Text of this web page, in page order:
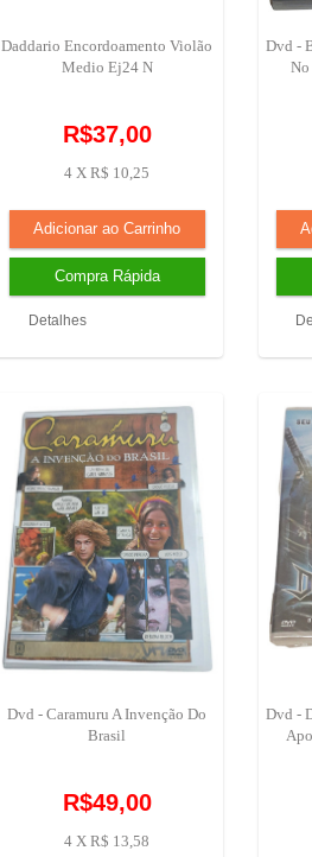
Daddario Encordoamento Violão
Medio Ej24 N
R$37,00
4 X R$ 10,25
Detalhes
Dvd -
Dvd - Caramuru A Invenção Do
Brasil
R$49,00
4 X R$ 13,58
Dvd -